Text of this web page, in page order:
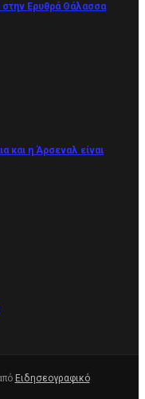
στην Ερυθρά Θάλασσα
και η Άρσεναλ είναι
Ειδησεογραφικό